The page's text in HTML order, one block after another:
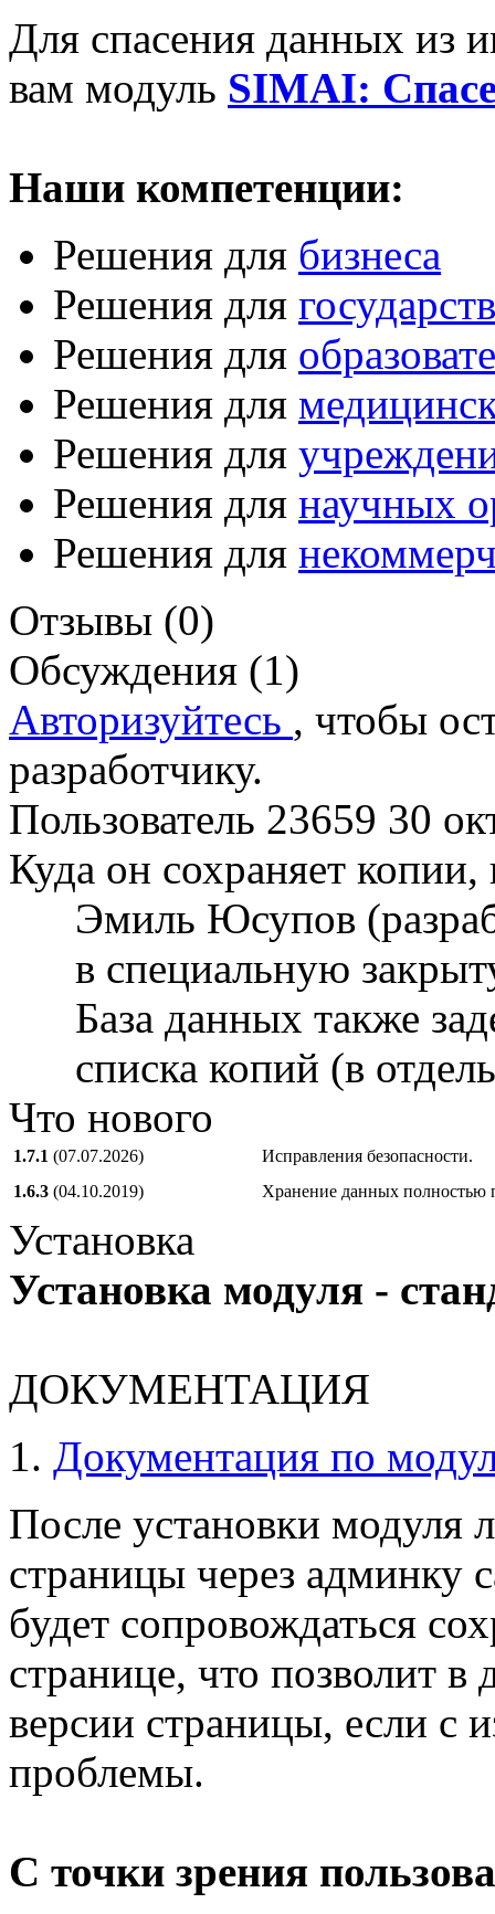
Для спасения данных из
вам модуль SIMAI:
Наши компетенции:
Решения для бизнеса
Решения для
Решения для
Решения для
Решения для
Решения для научных
Решения для
Отзывы (0)
Обсуждения (1)
Авторизуйтесь , чтобы
разработчику.
Пользователь 23659 30
Куда он сохраняет
Эмиль Юсупов
в специальную
База данных также
списка копий (в
Что нового
1.7.1 (07.07.2026)
Исправления безопасности.
1.6.3 (04.10.2019) Хранение данных полностью
Установка
Установка модуля -
ДОКУМЕНТАЦИЯ
Документация по
После установки модуля
страницы через админку
будет сопровождаться
странице, что позволит в
версии страницы, если с
проблемы.
С точки зрения